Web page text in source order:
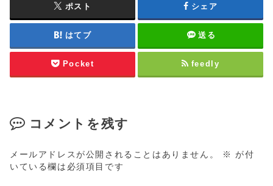
ポスト シェア
はてブ 送る
Pocket feedly
コメントを残す
メールアドレスが公開されることはありません。 ※ が付
いている欄は必須項目です